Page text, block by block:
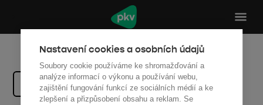
Nastavení cookies a osobních údajů
Soubory cookie používáme ke shromažďování a
analýze informací o výkonu a používání webu,
zajištění fungování funkcí ze sociálních médií a ke
zlepšení a přizpůsobení obsahu a reklam. Se
Zpět na všechny články